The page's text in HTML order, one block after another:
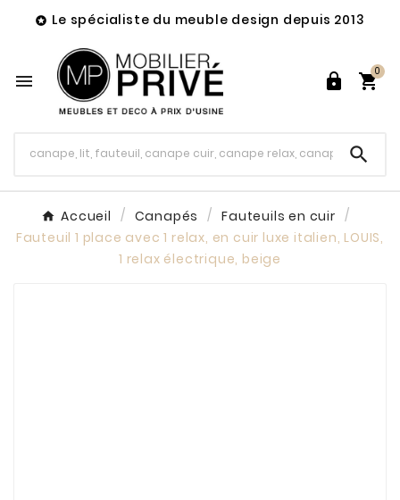
 Le spécialiste du meuble design depuis 2013
  
0

Accueil Canapés
Fauteuils en cuir
Fauteuil 1 place avec 1 relax, en cuir luxe italien, LOUIS,
1 relax électrique, beige